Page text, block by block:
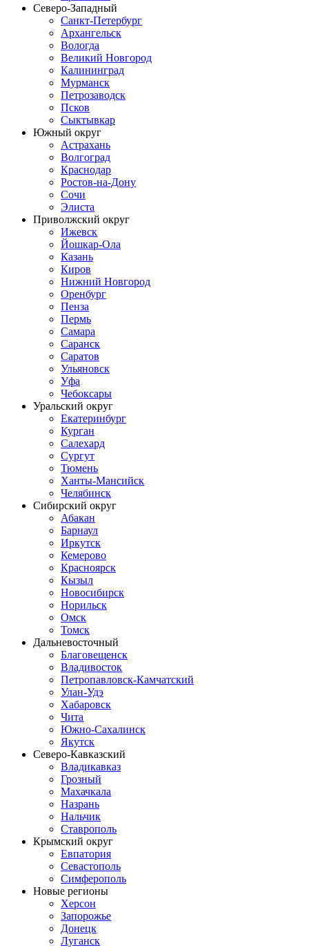
Северо-Западный
Санкт-Петербург
Архангельск
Вологда
Великий Новгород
Калининград
Мурманск
Петрозаводск
Псков
Сыктывкар
Южный округ
Астрахань
Волгоград
Краснодар
Ростов-на-Дону
Сочи
Элиста
Приволжский округ
Ижевск
Йошкар-Ола
Казань
Киров
Нижний Новгород
Оренбург
Пенза
Пермь
Самара
Саранск
Саратов
Ульяновск
Уфа
Чебоксары
Уральский округ
Екатеринбург
Курган
Салехард
Сургут
Тюмень
Ханты-Мансийск
Челябинск
Сибирский округ
Абакан
Барнаул
Иркутск
Кемерово
Красноярск
Кызыл
Новосибирск
Норильск
Омск
Томск
Дальневосточный
Благовещенск
Владивосток
Петропавловск-Камчатский
Улан-Удэ
Хабаровск
Чита
Южно-Сахалинск
Якутск
Северо-Кавказский
Владикавказ
Грозный
Махачкала
Назрань
Нальчик
Ставрополь
Крымский округ
Евпатория
Севастополь
Симферополь
Новые регионы
Херсон
Запорожье
Донецк
Луганск